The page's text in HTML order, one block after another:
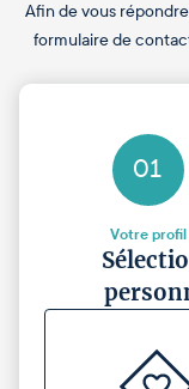
Afin de vous
formulaire de
01
Votre profil